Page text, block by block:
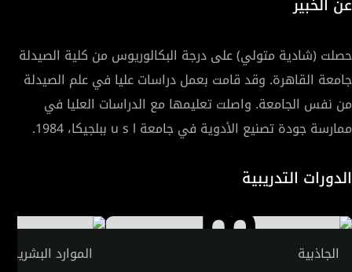
حصلت (شادية متولي) على درجة البكالوريوس من كلية الصيدلة
جامعة القاهرة. وقد قامت بعمل دراسات عليا في علم الصيدلة
من نفس الجامعة. واصلت تعليمها مع الدراسات العليا في
ممارسة جودة تصنيع الأدوية في جامعة u s l ببلجيكا، 1984.
الدورات التدريبية
الجاذبية
الموارد البشرية